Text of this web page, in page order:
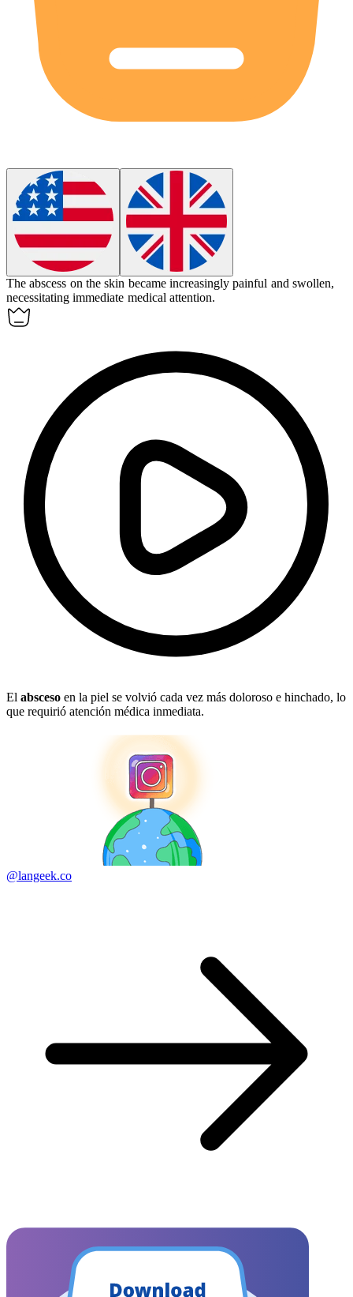
Theabscess on the skin became increasingly painful and swollen,
necessitating immediate medical attention.
El absceso en la piel se volvió cada vez más doloroso e hinchado, lo
que requirió atención médica inmediata.
@langeek.co